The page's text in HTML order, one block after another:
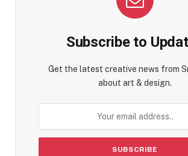
Subscribe to
Get the latest creative news from
about art & design.